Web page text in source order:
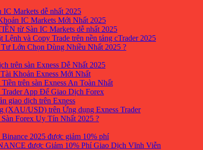
Markets dễ nhất 2025
IC Markets Mới Nhất 2025
từ Sàn IC Markets dễ nhất 2025
và Copy Trade trên nền tảng cTrader 2025
Lớn Chọn Dùng Nhiều Nhất 2025 ?
trên sàn Exness Dễ Nhất 2025
Khoản Exness Mới Nhất
trên sàn Exness An Toàn Nhất
App Để Giao Dịch Forex
giao dịch trên Exness
(XAU/USD) trên Ứng dụng Exness Trader
Forex Uy Tín Nhất 2025 ?
2025 được giảm 10% phí
được Giảm 10% Phí Giao Dịch Vĩnh Viễn